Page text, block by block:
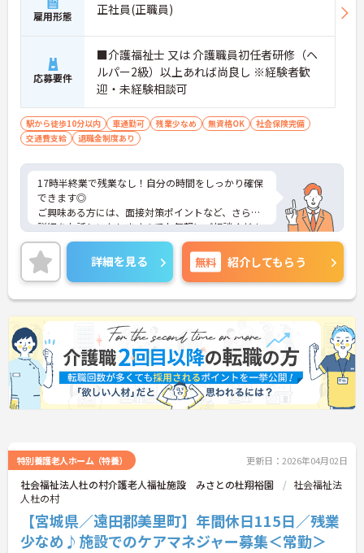
雇用形態 正社員(正職員)
応募要件
■介護福祉士 又は 介護職員初任者研修（ヘ
ルパー2級）以上あれば尚良し ※経験者歓
迎・未経験相談可
駅から徒歩10分以内 車通勤可 残業少なめ 無資格OK
社会保険完備
交通費支給
退職金制度あり
17時半終業で残業なし！自分の時間をしっかり確保
できます◎
ご興味ある方には、面接対策ポイントなど、さらに
詳細をお話しいたしますのでお気軽にご相談くださ
い！
詳細を見る 無料 紹介してもらう
特別養護老人ホーム（特養） 更新日：2026年04月02日
社会福祉法人杜の村介護老人福祉施設 みさとの杜翔裕園
社会福祉法
人杜の村
【宮城県／遠田郡美里町】年間休日115日／残業
少なめ♪施設でのケアマネジャー募集＜常勤＞